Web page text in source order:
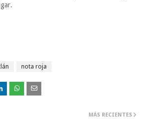
nota roja
MÁS RECIENTES